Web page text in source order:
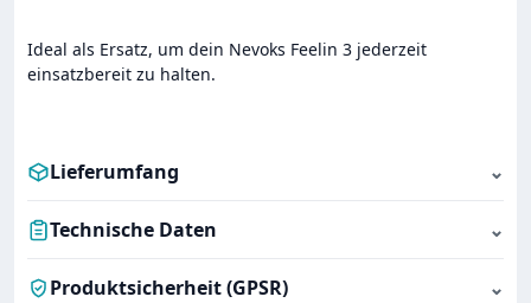
Ideal als Ersatz, um dein Nevoks Feelin 3 jederzeit
einsatzbereit zu halten.
Lieferumfang ⌄
Technische Daten ⌄
Produktsicherheit (GPSR) ⌄